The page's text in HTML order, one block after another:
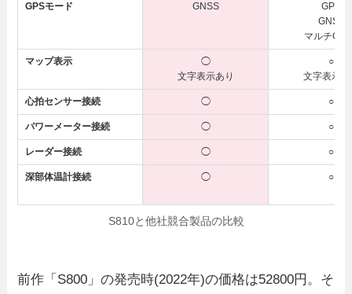
GPSモード GNSS
GPS
GNSS
マルチ
マップ表示
◯
文字表示あり
○
文字表示
心拍センサー接続 ◯ ○
パワーメーター接続 ◯ ○
レーダー接続 ◯ ○
深部体温計接続 ◯ ○
S810と他社競合製品の比較
前作「S800」の発売時(2022年)の価格は52800円。そ